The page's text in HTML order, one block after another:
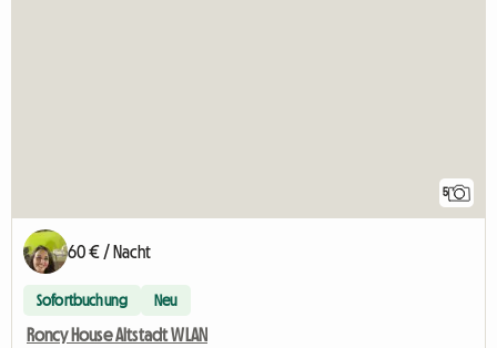
5
60 € / Nacht
Sofortbuchung Neu
Roncy House Altstadt WLAN